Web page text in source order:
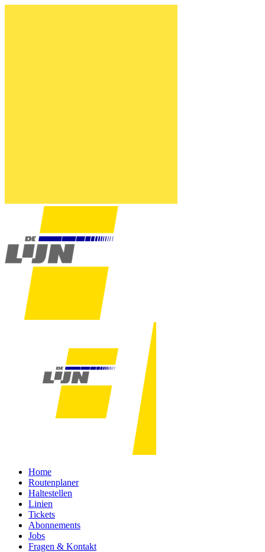
Home
Routenplaner
Haltestellen
Linien
Tickets
Abonnements
Jobs
Fragen & Kontakt